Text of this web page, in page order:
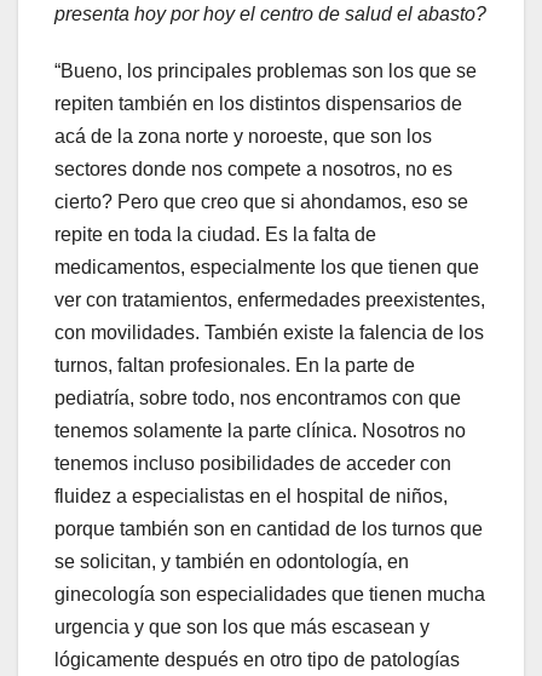
presenta hoy por hoy el centro de salud el abasto?
“Bueno, los principales problemas son los que se
repiten también en los distintos dispensarios de
acá de la zona norte y noroeste, que son los
sectores donde nos compete a nosotros, no es
cierto? Pero que creo que si ahondamos, eso se
repite en toda la ciudad. Es la falta de
medicamentos, especialmente los que tienen que
ver con tratamientos, enfermedades preexistentes,
con movilidades. También existe la falencia de los
turnos, faltan profesionales. En la parte de
pediatría, sobre todo, nos encontramos con que
tenemos solamente la parte clínica. Nosotros no
tenemos incluso posibilidades de acceder con
fluidez a especialistas en el hospital de niños,
porque también son en cantidad de los turnos que
se solicitan, y también en odontología, en
ginecología son especialidades que tienen mucha
urgencia y que son los que más escasean y
lógicamente después en otro tipo de patologías